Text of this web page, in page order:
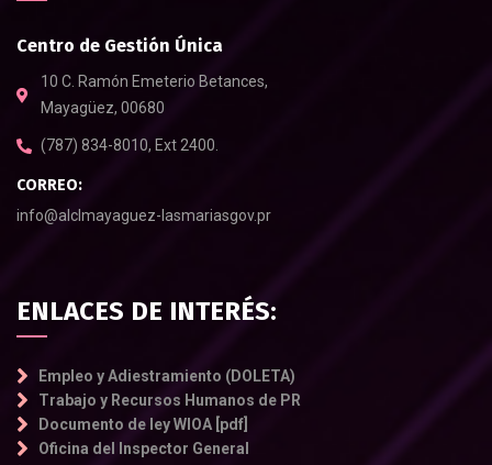
Centro de Gestión Única
10 C. Ramón Emeterio Betances,
Mayagüez, 00680
(787) 834-8010, Ext 2400.
CORREO:
info@alclmayaguez-lasmariasgov.pr
ENLACES DE INTERÉS:
Empleo y Adiestramiento (DOLETA)
Trabajo y Recursos Humanos de PR
Documento de ley WIOA [pdf]
Oficina del Inspector General